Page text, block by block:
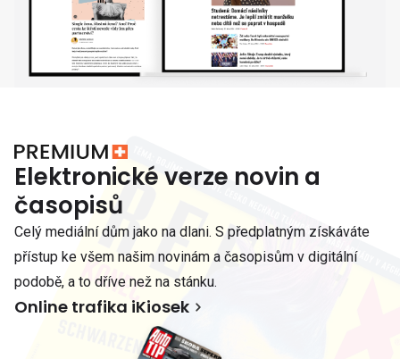
Elektronické verze novin a
časopisů
Celý mediální dům jako na dlani. S předplatným získáváte
přístup ke všem našim novinám a časopisům v digitální
podobě, a to dříve než na stánku.
Online trafika iKiosek